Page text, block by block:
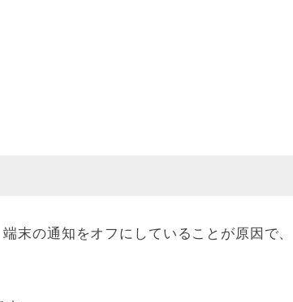
末の通知をオフにしていることが原因で、